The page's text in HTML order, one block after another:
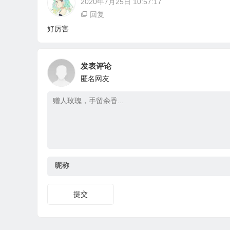
回复
好厉害
发表评论
匿名网友
昵称
提交